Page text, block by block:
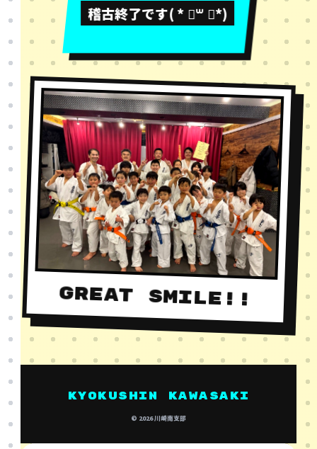
稽古終了です( * ॑꒳ ॑*)
GREAT SMILE!!
KYOKUSHIN KAWASAKI
© 2026 川崎南支部